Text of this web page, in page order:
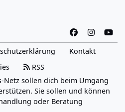
a
b
o
o
n
s
a
g
o
u
b
Kontakt
RSS
sollen dich beim Umgang
Sie sollen und können
oder Beratung